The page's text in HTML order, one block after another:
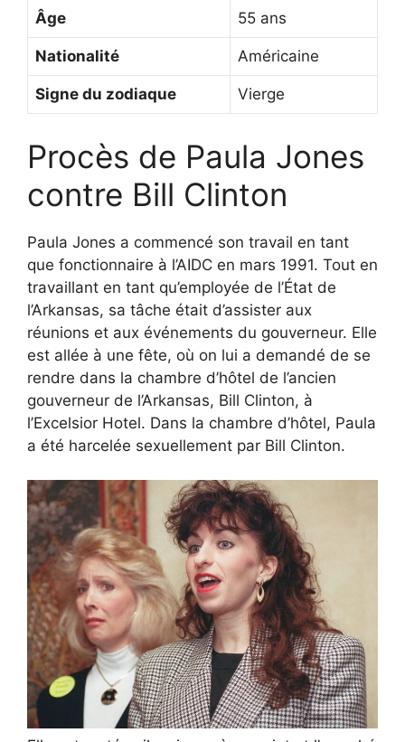
Âge 55 ans
Nationalité Américaine
Signe du zodiaque Vierge
Procès de Paula Jones
contre Bill Clinton
Paula Jones a commencé son travail en tant
que fonctionnaire à l’AIDC en mars 1991. Tout en
travaillant en tant qu’employée de l’État de
l’Arkansas, sa tâche était d’assister aux
réunions et aux événements du gouverneur. Elle
est allée à une fête, où on lui a demandé de se
rendre dans la chambre d’hôtel de l’ancien
gouverneur de l’Arkansas, Bill Clinton, à
l’Excelsior Hotel. Dans la chambre d’hôtel, Paula
a été harcelée sexuellement par Bill Clinton.